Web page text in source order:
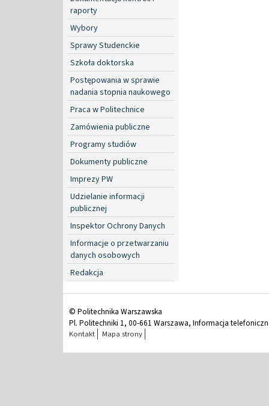
raporty
Wybory
Sprawy Studenckie
Szkoła doktorska
Postępowania w sprawie
nadania stopnia naukowego
Praca w Politechnice
Zamówienia publiczne
Programy studiów
Dokumenty publiczne
Imprezy PW
Udzielanie informacji
publicznej
Inspektor Ochrony Danych
Informacje o przetwarzaniu
danych osobowych
Redakcja
© Politechnika Warszawska
Pl. Politechniki 1, 00-661 Warszawa, Informacja
Kontakt Mapa strony